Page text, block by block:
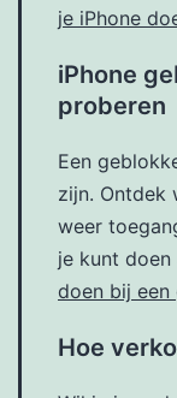
je iPhone
iPhone
proberen
Een
zijn. Ontdek
weer
je kunt doen
doen bij een
Hoe